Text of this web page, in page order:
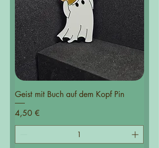
Geist mit Buch auf dem Kopf Pin
Preis
4,50 €